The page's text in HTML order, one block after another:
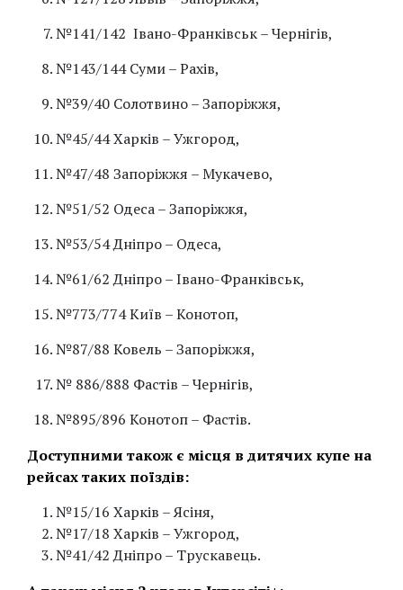
№141/142 Івано-Франківськ – Чернігів,
№143/144 Суми – Рахів,
№39/40 Солотвино – Запоріжжя,
№45/44 Харків – Ужгород,
№47/48 Запоріжжя – Мукачево,
№51/52 Одеса – Запоріжжя,
№53/54 Дніпро – Одеса,
№61/62 Дніпро – Івано-Франківськ,
№773/774 Київ – Конотоп,
№87/88 Ковель – Запоріжжя,
№ 886/888 Фастів – Чернігів,
№895/896 Конотоп – Фастів.
Доступними також є місця в дитячих купе на
рейсах таких поїздів:
№15/16 Харків – Ясіня,
№17/18 Харків – Ужгород,
№41/42 Дніпро – Трускавець.